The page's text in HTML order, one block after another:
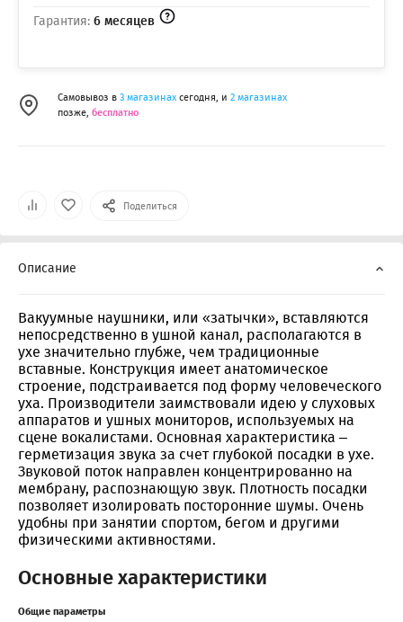
Поделиться
Гарантия: 6 месяцев
Самовывоз в 3 магазинах сегодня, и 2 магазинах
позже, бесплатно
Описание
Вакуумные наушники, или «затычки», вставляются
непосредственно в ушной канал, располагаются в
ухе значительно глубже, чем традиционные
вставные. Конструкция имеет анатомическое
строение, подстраивается под форму человеческого
уха. Производители заимствовали идею у слуховых
аппаратов и ушных мониторов, используемых на
сцене вокалистами. Основная характеристика –
герметизация звука за счет глубокой посадки в ухе.
Звуковой поток направлен концентрированно на
мембрану, распознающую звук. Плотность посадки
позволяет изолировать посторонние шумы. Очень
удобны при занятии спортом, бегом и другими
физическими активностями.
Основные характеристики
Общие параметры